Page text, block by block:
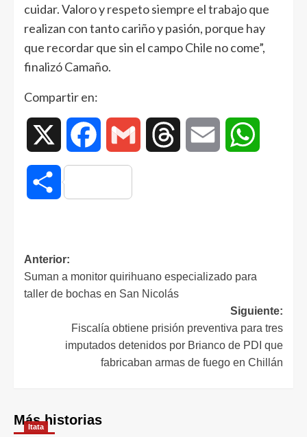
cuidar. Valoro y respeto siempre el trabajo que
realizan con tanto cariño y pasión, porque hay
que recordar que sin el campo Chile no come”,
finalizó Camaño.
Compartir en:
Facebook Gmail Threads Email
Compartir
Anterior:
Suman a monitor quirihuano especializado para
taller de bochas en San Nicolás
Siguiente:
Fiscalía obtiene prisión preventiva para tres
imputados detenidos por Brianco de PDI que
fabricaban armas de fuego en Chillán
Más historias
Itata